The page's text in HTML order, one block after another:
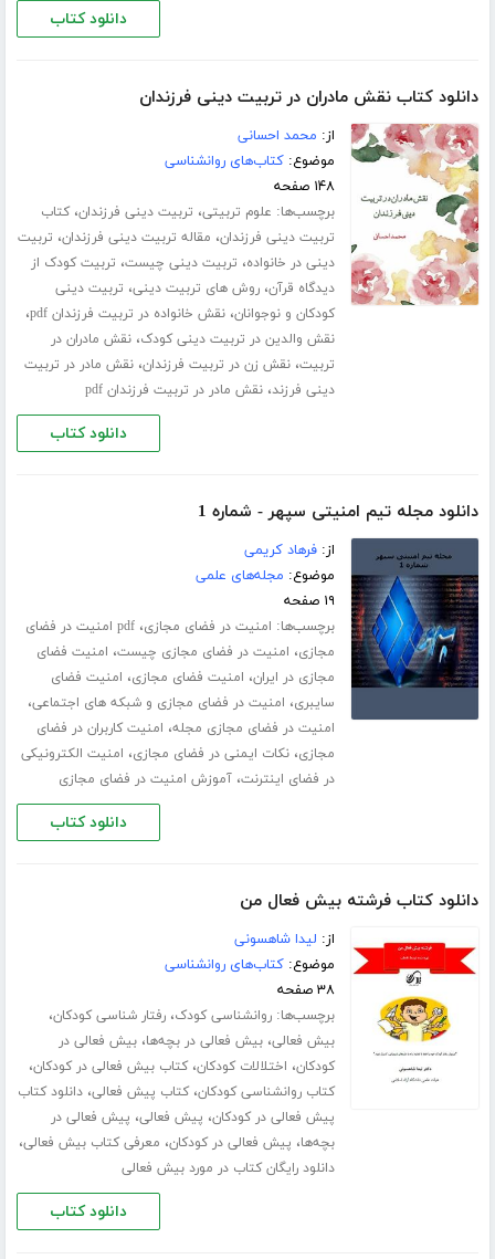
دانلود کتاب
دانلود کتاب نقش مادران در تربیت دینی فرزندان
از: محمد احسانی
موضوع:کتاب‌های روانشناسی
۱۴۸ صفحه
برچسب‌ها: علوم تربیتی، تربیت دینی فرزندان،کتاب
تربیت دینی فرزندان، مقاله تربیت دینی فرزندان، تربیت
دینی در خانواده، تربیت دینی چیست، تربیت کودک از
دیدگاه قرآن،روش های تربیت دینی، تربیت دینی
کودکان و نوجوانان،نقش خانواده در تربیت فرزندان pdf ،
نقش والدین در تربیت دینی کودک،نقش مادران در
تربیت،نقش زن در تربیت فرزندان،نقش مادر در تربیت
دینی فرزند،نقش مادر در تربیت فرزندان pdf
دانلود کتاب
دانلود مجله تیم امنیتی سپهر - شماره 1
از:فرهاد کریمی
موضوع: مجله‌های علمی
۱۹ صفحه
برچسب‌ها: امنیت در فضای مجازی،
pdf امنیت در فضای
مجازی، امنیت در فضای مجازی چیست، امنیت فضای
مجازی در ایران، امنیت فضای مجازی، امنیت فضای
سایبری، امنیت در فضای مجازی و شبکه های اجتماعی،
امنیت در فضای مجازی مجله، امنیت کاربران در فضای
مجازی،نکات ایمنی در فضای مجازی، امنیت الکترونیکی
در فضای اینترنت،آموزش امنیت در فضای مجازی
دانلود کتاب
دانلود کتاب فرشته بیش فعال من
از: لیدا شاهسونی
موضوع:کتاب‌های روانشناسی
۳۸ صفحه
برچسب‌ها:روانشناسی کودک،رفتار شناسی کودکان،
بیش فعالی،بیش فعالی در بچه‌ها،بیش فعالی در
کودکان، اختلالات کودکان،کتاب بیش فعالی در کودکان،
کتاب روانشناسی کودکان،کتاب پیش فعالی،دانلود کتاب
پیش فعالی در کودکان، پیش فعالی، پیش فعالی در
بچه‌ها، پیش فعالی در کودکان، معرفی کتاب بیش فعالی،
دانلود رایگان کتاب در مورد بیش فعالی
دانلود کتاب